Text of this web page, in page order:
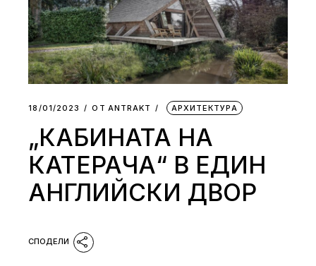
18/01/2023 ОТ АNTRAKT АРХИТЕКТУРА
„КАБИНАТА НА
КАТЕРАЧА“ В ЕДИН
АНГЛИЙСКИ ДВОР